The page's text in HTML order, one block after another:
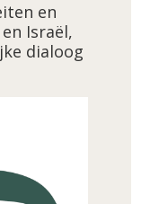
en
Israël,
dialoog